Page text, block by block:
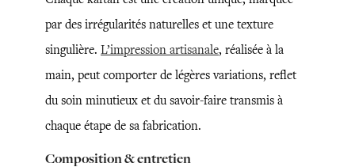
par des irrégularités naturelles et une texture
singulière. L’impression artisanale, réalisée à la
main, peut comporter de légères variations, reflet
du soin minutieux et du savoir-faire transmis à
chaque étape de sa fabrication.
Composition & entretien